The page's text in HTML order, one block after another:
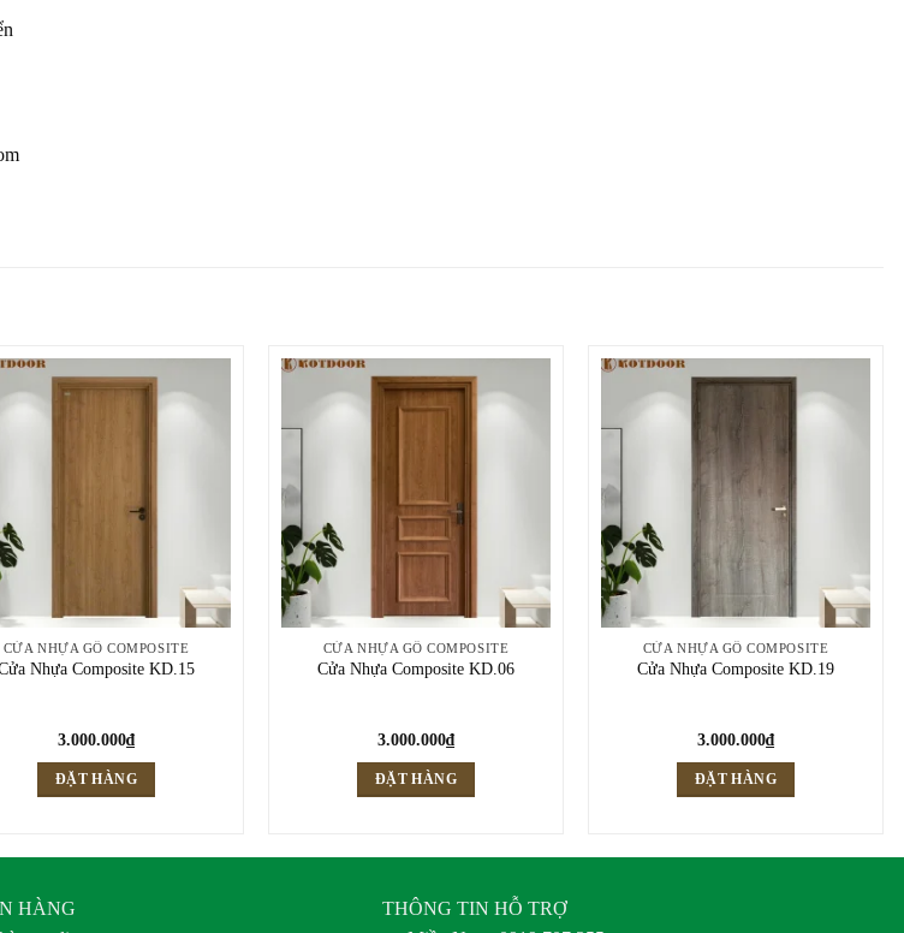
CỬA NHỰA GỖ COMPOSITE
Nhựa Composite KD.15
3.000.000₫
ĐẶT HÀNG
CỬA NHỰA GỖ COMPOSITE
Cửa Nhựa Composite KD.06
3.000.000₫
ĐẶT HÀNG
CỬA NHỰA GỖ COMPOSITE
Cửa Nhựa Composite KD.19
3.000.000₫
ĐẶT HÀNG
HÀNG
THÔNG TIN HỖ TRỢ